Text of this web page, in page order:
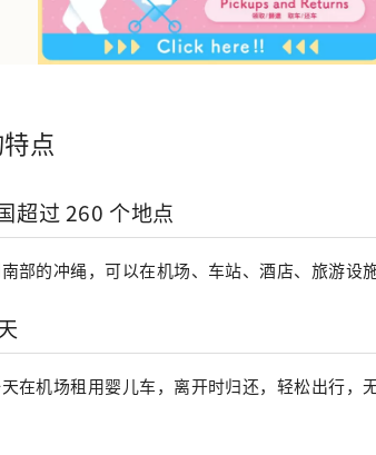
点
超过 260 个地点
部的冲绳，可以在机场、车站、酒店、旅游设
在机场租用婴儿车，离开时归还，轻松出行，